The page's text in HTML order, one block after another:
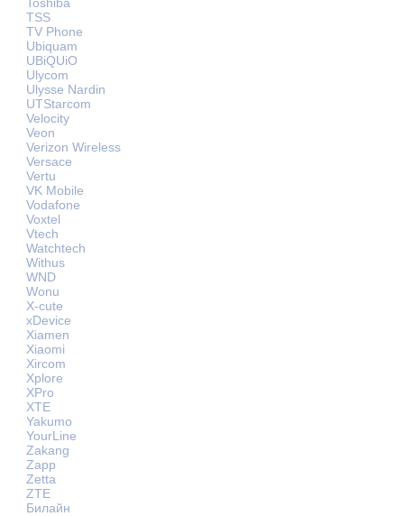
TSS
TV Phone
Ubiquam
UBiQUiO
Ulycom
Ulysse Nardin
UTStarcom
Velocity
Veon
Verizon Wireless
Versace
Vertu
VK Mobile
Vodafone
Voxtel
Vtech
Watchtech
Withus
WND
Wonu
X-cute
xDevice
Xiamen
Xiaomi
Xircom
Xplore
XPro
XTE
Yakumo
YourLine
Zakang
Zapp
Zetta
ZTE
Билайн